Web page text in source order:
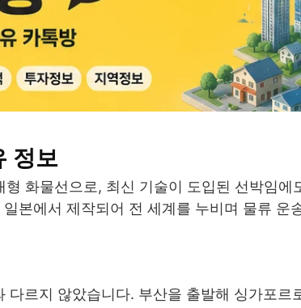
정보
화물선으로, 최신 기술이 도입된 선박임
본에서 제작되어 전 세계를 누비며 물류 운
다르지 않았습니다. 부산을 출발해 싱가포르